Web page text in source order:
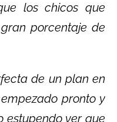
los chicos que
porcentaje de
de un plan en
pronto y
estupendo ver que